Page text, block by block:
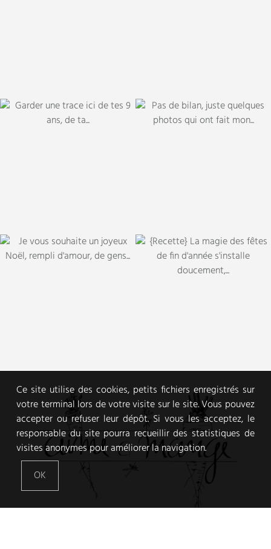
Ce site utilise des cookies, petits fichiers enregistrés sur
votre terminal lors de votre visite sur le site. Vous pouvez
accepter ou refuser leur dépôt. Si vous les acceptez, le
responsable du site pourra recueillir des statistiques de
visites anonymes pour améliorer la navigation.
OK